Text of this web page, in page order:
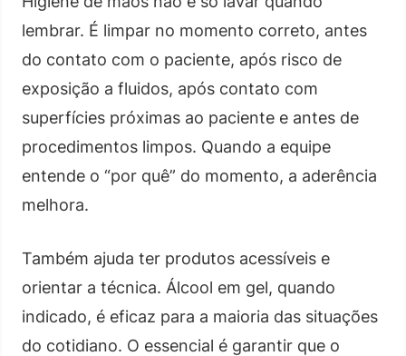
lembrar. É limpar no momento correto, antes
do contato com o paciente, após risco de
exposição a fluidos, após contato com
superfícies próximas ao paciente e antes de
procedimentos limpos. Quando a equipe
entende o “por quê” do momento, a aderência
melhora.
Também ajuda ter produtos acessíveis e
orientar a técnica. Álcool em gel, quando
indicado, é eficaz para a maioria das situações
do cotidiano. O essencial é garantir que o